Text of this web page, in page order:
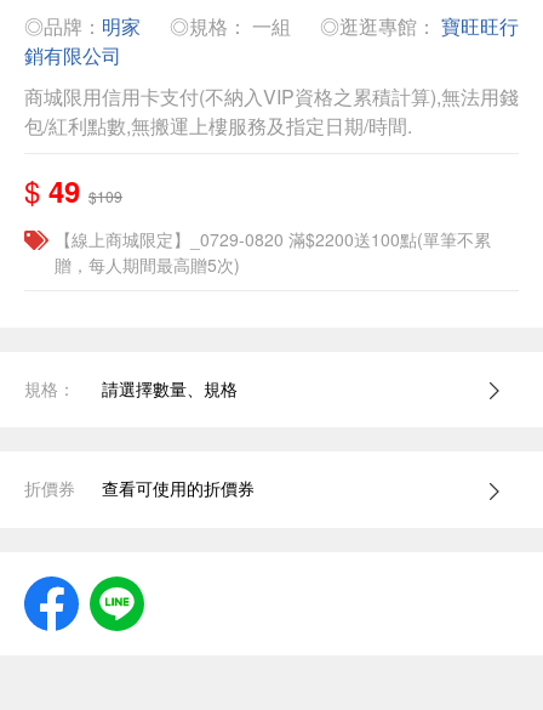
◎品牌： 明家 ◎規格： 一組 ◎逛逛專館： 寶旺旺行
銷有限公司
商城限用信用卡支付(不納入VIP資格之累積計算),無法用錢
包/紅利點數,無搬運上樓服務及指定日期/時間.
$ 49 $109
【線上商城限定】_0729-0820 滿$2200送100點(單筆不累
贈，每人期間最高贈5次)
規格： 請選擇數量、規格
折價券 查看可使用的折價券